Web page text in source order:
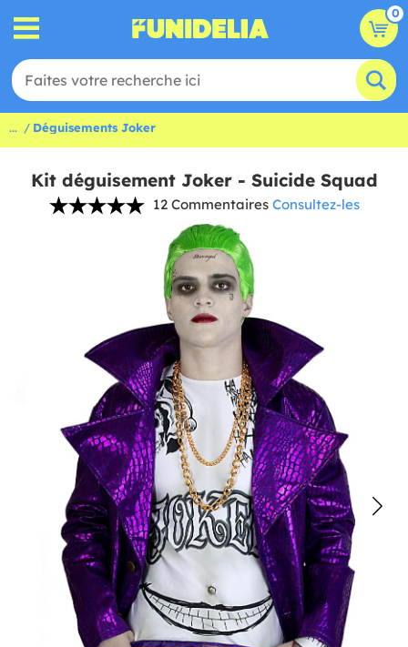
0
... Déguisements Joker
Kit déguisement Joker - Suicide Squad
12 Commentaires Consultez-les